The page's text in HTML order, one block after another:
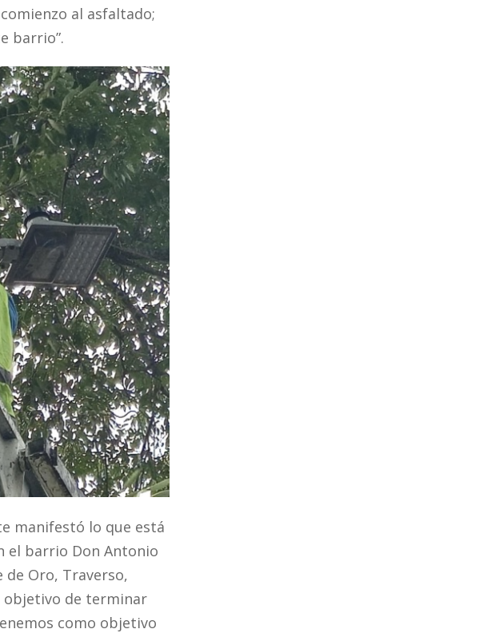
al asfaltado;
barrio”.
manifestó lo que está
el barrio Don Antonio
Oro, Traverso,
objetivo de terminar
como objetivo